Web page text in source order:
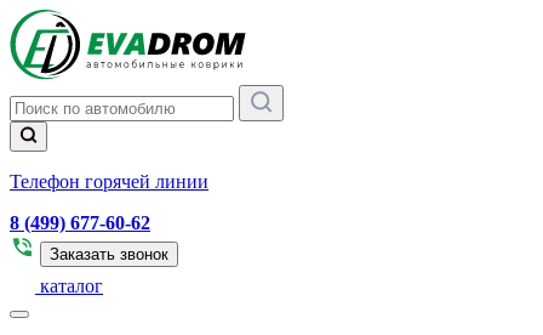
Телефон горячей линии
8 (499) 677-60-62
Заказать звонок
каталог